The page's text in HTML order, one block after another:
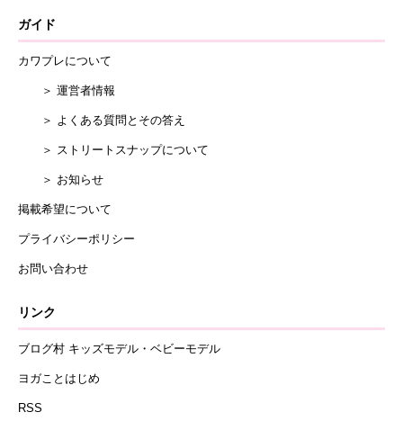
ガイド
カワプレについて
＞ 運営者情報
＞ よくある質問とその答え
＞ ストリートスナップについて
＞ お知らせ
掲載希望について
プライバシーポリシー
お問い合わせ
リンク
ブログ村 キッズモデル・ベビーモデル
ヨガことはじめ
RSS